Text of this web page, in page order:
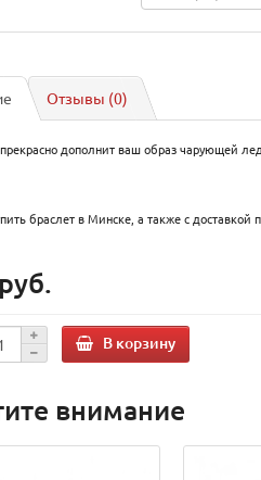
Отзывы (0)
дополнит ваш образ чарующей
браслет в Минске, а также с доставкой
В корзину
внимание